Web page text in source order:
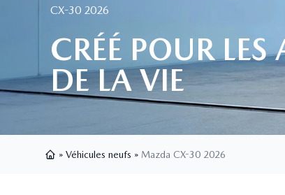
CX-30 2026
CRÉÉ POUR LES
DE LA VIE
» Véhicules neufs » Mazda CX-30 2026